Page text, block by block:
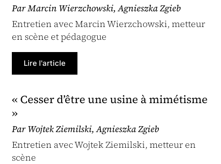
Par Marcin Wierzchowski, Agnieszka Zgieb
Entretien avec Marcin Wierzchowski, metteur
en scène et pédagogue
Lire l'article
« Cesser d’être une usine à mimétisme
»
Par Wojtek Ziemilski, Agnieszka Zgieb
Entretien avec Wojtek Ziemilski, metteur en
scène